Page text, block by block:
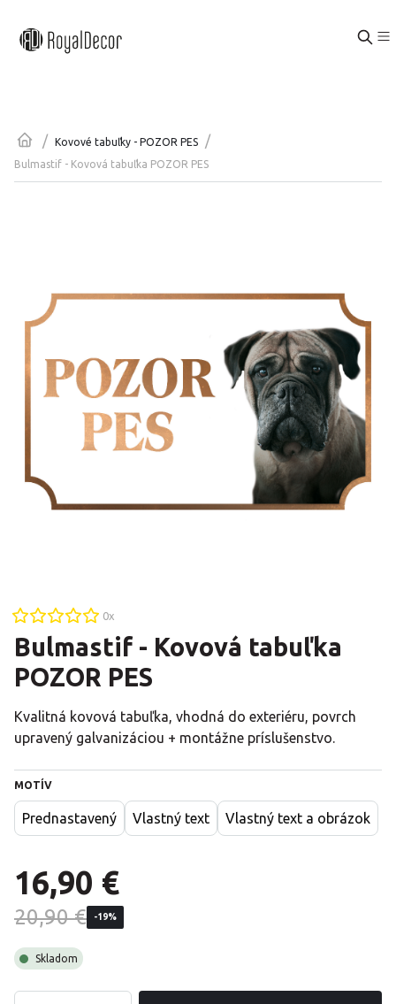
/ Kovové tabuľky - POZOR PES /
Bulmastif - Kovová tabuľka POZOR PES
0x
Bulmastif - Kovová tabuľka
POZOR PES
Kvalitná kovová tabuľka, vhodná do exteriéru, povrch
upravený galvanizáciou + montážne príslušenstvo.
MOTÍV
Prednastavený Vlastný text Vlastný text a obrázok
16,90 €
20,90 € -19%
Skladom